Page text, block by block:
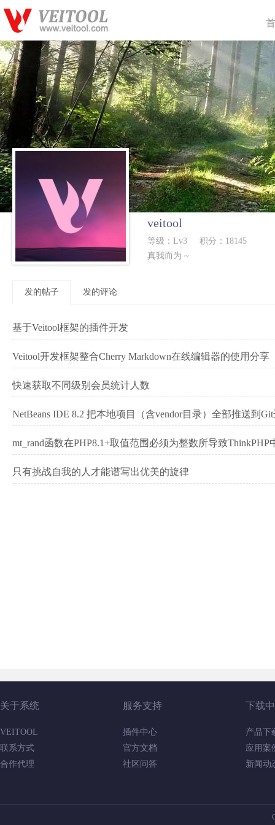
veitool
等级：Lv3
积分：18145
真我而为 ~
发的帖子 发的评论
基于Veitool框架的插件开发
Veitool开发框架整合Cherry Markdown在线编辑器的使用分享
快速获取不同级别会员统计人数
NetBeans IDE 8.2 把本地项目（含vendor目录）全部推送到
mt_rand函数在PHP8.1+取值范围必须为整数所导致ThinkPHP
只有挑战自我的人才能谱写出优美的旋律
关于系统
VEITOOL
联系方式
合作代理
服务支持
插件中心
官方文档
社区问答
下载
产品下
应用案
新闻动